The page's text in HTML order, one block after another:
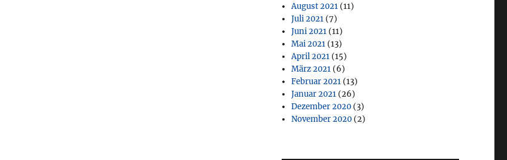
August 2021 (11)
Juli 2021 (7)
Juni 2021 (11)
Mai 2021 (13)
April 2021 (15)
März 2021 (6)
Februar 2021 (13)
Januar 2021 (26)
Dezember 2020 (3)
November 2020 (2)